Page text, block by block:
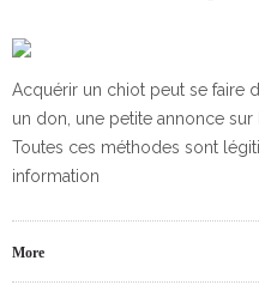
Acquérir un chiot peut se faire
un don, une petite annonce sur
Toutes ces méthodes sont
information
More